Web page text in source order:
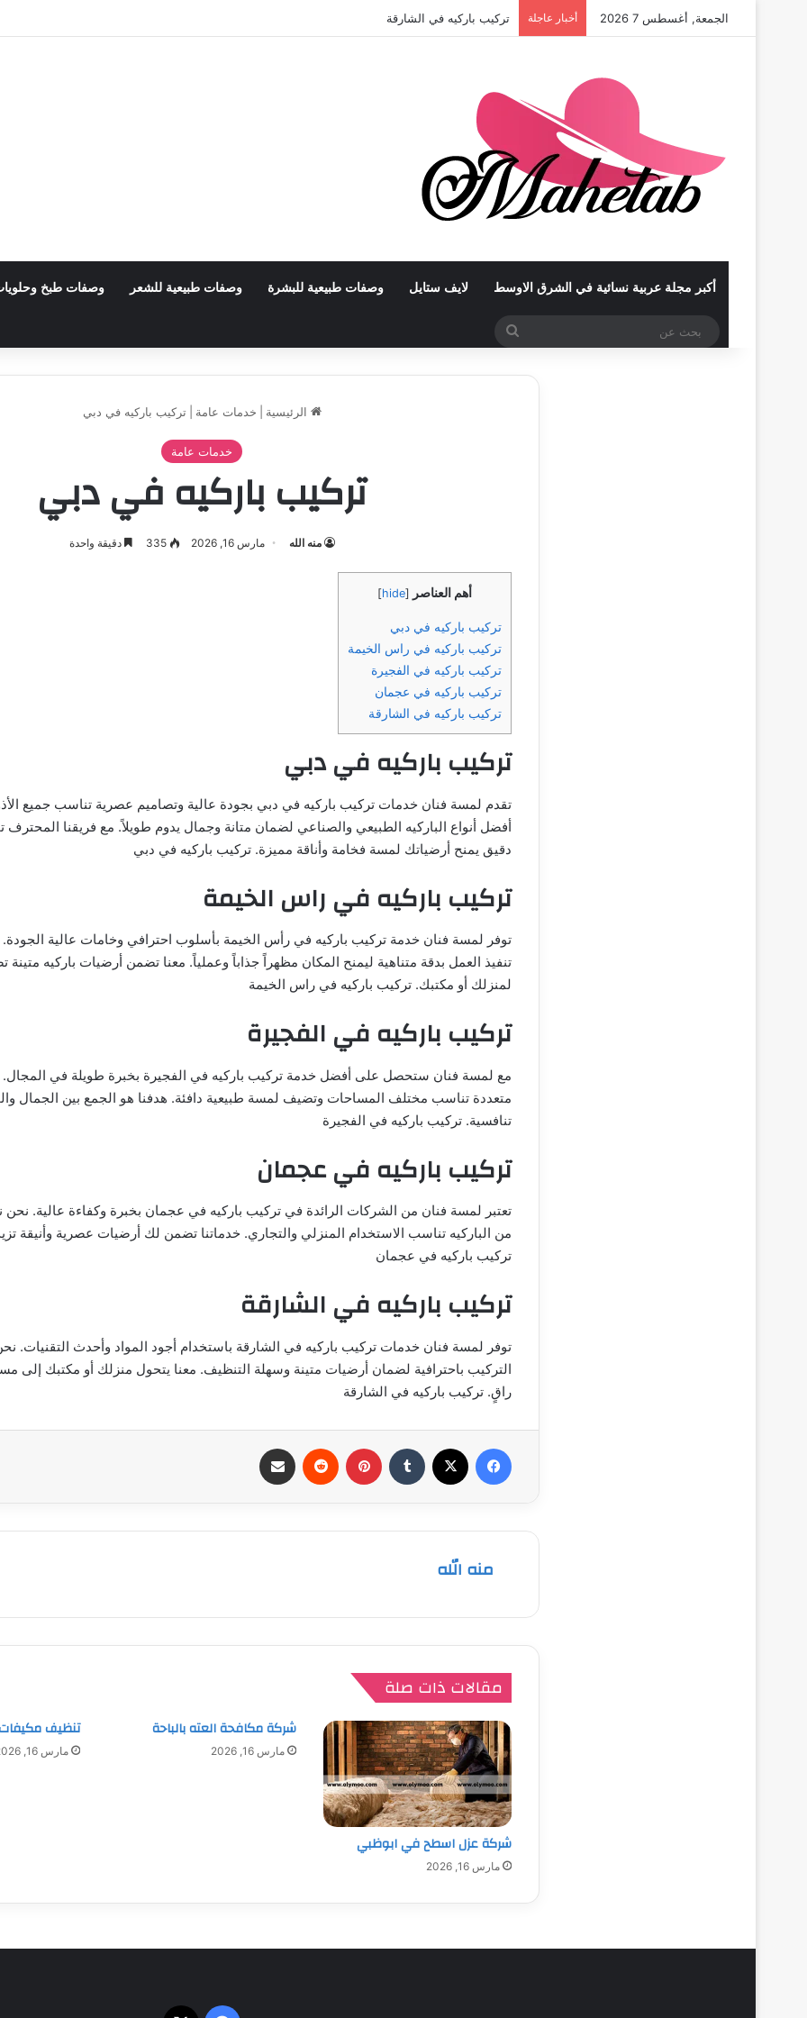
الجمعة, أغسطس 7 2026 أخبار عاجلة تركيب باركيه في الشارقة
أكبر مجلة عربية نسائية في الشرق الاوسط لايف ستايل وصفات طبيعية للبشرة وصفات طبيعية للشعر وصفات طبخ
بحث
الرئيسية خدمات عامة تركيب باركيه في دبي
خدمات عامة
تركيب باركيه في دبي
منه الله مارس 16, 2026 335 دقيقة واحدة
أهم العناصر [
hide
]
تركيب باركيه في دبي
تركيب باركيه في راس الخيمة
تركيب باركيه في الفجيرة
تركيب باركيه في عجمان
تركيب باركيه في الشارقة
تركيب باركيه في دبي
تقدم لمسة فنان خدمات تركيب باركيه في دبي بجودة عالية وتصاميم عصرية تناسب جميع
أفضل أنواع الباركيه الطبيعي والصناعي لضمان متانة وجمال يدوم طويلاً. مع فريقنا
دقيق يمنح أرضياتك لمسة فخامة وأناقة مميزة. تركيب باركيه في دبي
تركيب باركيه في راس الخيمة
توفر لمسة فنان خدمة تركيب باركيه في رأس الخيمة بأسلوب احترافي وخامات عالية
تنفيذ العمل بدقة متناهية ليمنح المكان مظهراً جذاباً وعملياً. معنا تضمن أرضيات باركيه
لمنزلك أو مكتبك. تركيب باركيه في راس الخيمة
تركيب باركيه في الفجيرة
مع لمسة فنان ستحصل على أفضل خدمة تركيب باركيه في الفجيرة بخبرة طويلة في المجال.
متعددة تناسب مختلف المساحات وتضيف لمسة طبيعية دافئة. هدفنا هو الجمع بين الجمال
تنافسية. تركيب باركيه في الفجيرة
تركيب باركيه في عجمان
تعتبر لمسة فنان من الشركات الرائدة في تركيب باركيه في عجمان بخبرة وكفاءة عالية. نحن
من الباركيه تناسب الاستخدام المنزلي والتجاري. خدماتنا تضمن لك أرضيات عصرية وأنيقة
تركيب باركيه في عجمان
تركيب باركيه في الشارقة
توفر لمسة فنان خدمات تركيب باركيه في الشارقة باستخدام أجود المواد وأحدث التقنيات.
التركيب باحترافية لضمان أرضيات متينة وسهلة التنظيف. معنا يتحول منزلك أو مكتبك إلى
راقٍ. تركيب باركيه في الشارقة
فيسبوك بينتيريست
منه الله
مقالات ذات صلة
شركة عزل اسطح في ابوظبي
مارس 16, 2026
شركة مكافحة العته بالباحة
مارس 16, 2026
تنظيف
مارس 16, 2026